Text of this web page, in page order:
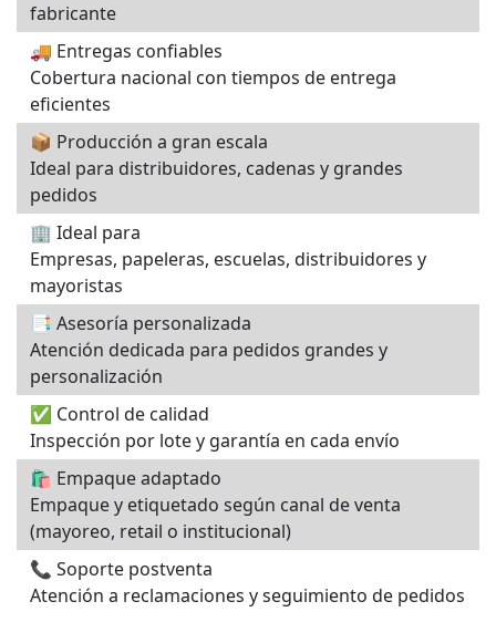
fabricante
🚚 Entregas confiables
Cobertura nacional con tiempos de entrega
eficientes
📦 Producción a gran escala
Ideal para distribuidores, cadenas y grandes
pedidos
🏢 Ideal para
Empresas, papeleras, escuelas, distribuidores y
mayoristas
📑 Asesoría personalizada
Atención dedicada para pedidos grandes y
personalización
✅ Control de calidad
Inspección por lote y garantía en cada envío
🛍️ Empaque adaptado
Empaque y etiquetado según canal de venta
(mayoreo, retail o institucional)
📞 Soporte postventa
Atención a reclamaciones y seguimiento de pedidos